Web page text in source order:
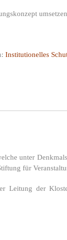
Institutionelles
unter
für
Leitung der